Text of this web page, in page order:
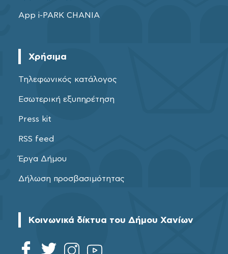
App i-PARK CHANIA
Χρήσιμα
Τηλεφωνικός κατάλογος
Εσωτερική εξυπηρέτηση
Press kit
RSS feed
Έργα Δήμου
Δήλωση προσβασιμότητας
Κοινωνικά δίκτυα του Δήμου Χανίων